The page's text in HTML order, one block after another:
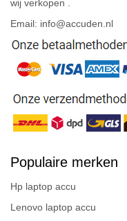
wij verkopen .
Email: info@accuden.nl
Populaire merken
Hp laptop accu
Lenovo laptop accu